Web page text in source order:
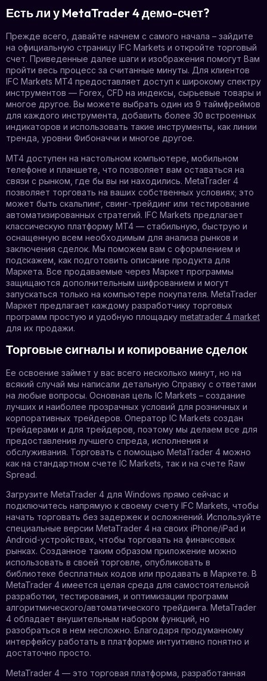
Есть ли у MetaTrader 4 демо-счет?
Прежде всего, давайте начнем с самого начала – зайдите
на официальную страницу IFC Markets и откройте торговый
счет. Приведенные далее шаги и изображения помогут Вам
пройти весь процесс за считанные минуты. Для клиентов
IFC Markets MT4 предоставляет доступ к широкому спектру
инструментов — Forex, CFD на индексы, сырьевые товары и
многое другое. Вы можете выбрать один из 9 таймфреймов
для каждого инструмента, добавить более 30 встроенных
индикаторов и использовать такие инструменты, как линии
тренда, уровни Фибоначчи и многое другое.
MT4 доступен на настольном компьютере, мобильном
телефоне и планшете, что позволяет вам оставаться на
связи с рынком, где бы вы ни находились. MetaTrader 4
позволяет торговать на ваших собственных условиях; это
может быть скальпинг, свинг-трейдинг или тестирование
автоматизированных стратегий. IFC Markets предлагает
классическую платформу MT4 — стабильную, быструю и
оснащенную всем необходимым для анализа рынков и
заключения сделок. Мы поможем вам с оформлением и
подскажем, как подготовить описание продукта для
Маркета. Все продаваемые через Маркет программы
защищаются дополнительным шифрованием и могут
запускаться только на компьютере покупателя. MetaTrader
Маркет предлагает каждому разработчику торговых
программ простую и удобную площадку metatrader 4 market
для их продажи.
Торговые сигналы и копирование сделок
Ее освоение займет у вас всего несколько минут, но на
всякий случай мы написали детальную Справку с ответами
на любые вопросы. Основная цель IC Markets – создание
лучших и наиболее прозрачных условий для розничных и
корпоративных трейдеров. Оператор IC Markets создан
трейдерами и для трейдеров, поэтому мы делаем все для
предоставления лучшего спреда, исполнения и
обслуживания. Торговать с помощью MetaTrader 4 можно
как на стандартном счете IC Markets, так и на счете Raw
Spread.
Загрузите MetaTrader 4 для Windows прямо сейчас и
подключитесь напрямую к своему счету IFC Markets, чтобы
начать торговать без задержек и осложнений. Используйте
специальные версии MetaTrader 4 на своих iPhone/iPad и
Android-устройствах, чтобы торговать на финансовых
рынках. Созданное таким образом приложение можно
использовать в своей торговле, опубликовать в
библиотеке бесплатных кодов или продавать в Маркете. В
MetaTrader 4 имеется целая среда для самостоятельной
разработки, тестирования, и оптимизации программ
алгоритмического/автоматического трейдинга. MetaTrader
4 обладает внушительным набором функций, но
разобраться в нем несложно. Благодаря продуманному
интерфейсу работать в платформе интуитивно понятно и
достаточно просто.
MetaTrader 4 — это торговая платформа, разработанная